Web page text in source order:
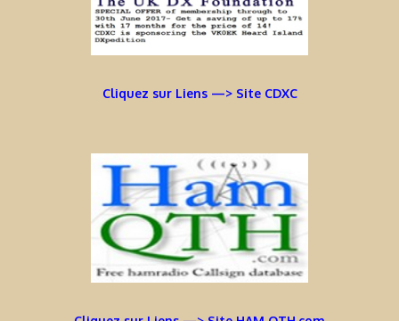
Cliquez sur Liens —> Site CDXC